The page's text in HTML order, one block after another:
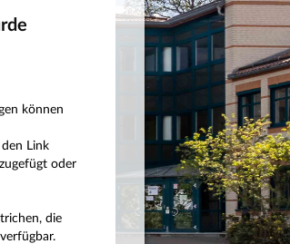
können
Link
oder
die